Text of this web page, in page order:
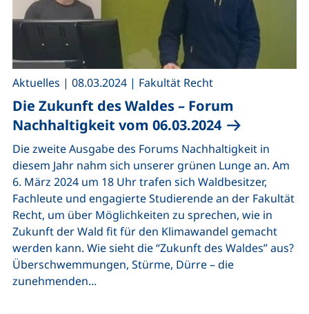
Die Zukunft des Waldes – Forum
Nachhaltigkeit vom 06.03.2024
Aktuelles | 08.03.2024 | Fakultät Recht
Die zweite Ausgabe des Forums Nachhaltigkeit in
diesem Jahr nahm sich unserer grünen Lunge an. Am
6. März 2024 um 18 Uhr trafen sich Waldbesitzer,
Fachleute und engagierte Studierende an der Fakultät
Recht, um über Möglichkeiten zu sprechen, wie in
Zukunft der Wald fit für den Klimawandel gemacht
werden kann. Wie sieht die “Zukunft des Waldes” aus?
Überschwemmungen, Stürme, Dürre – die
zunehmenden...